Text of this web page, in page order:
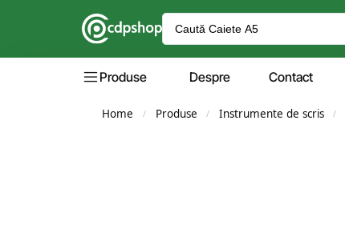
Produse Despre Contact
Home / Produse / Instrumente de scris /